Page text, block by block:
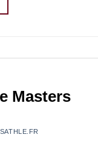
Masters